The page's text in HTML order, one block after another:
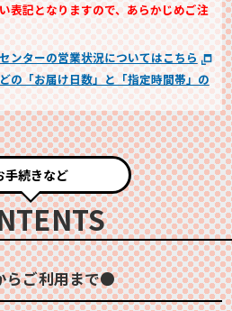
表記となりますので、あらかじめご注
ンターの営業状況についてはこちら
の「お届け日数」と「指定時間帯」の
手続きなど
らご利用まで●